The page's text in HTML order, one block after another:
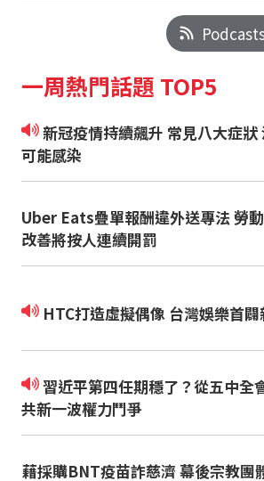
一周熱門話題 TOP5
新冠疫情持續飆升 常見八大症狀 沒發燒也
可能感染
Uber Eats疊單報酬違外送專法 勞
改善將按人連續開罰
HTC打造虛擬偶像 台灣娛樂首
習近平第四任期穩了？從五中全會解析中
共新一波權力鬥爭
藉採購BNT疫苗詐慈濟 幕後宗教團